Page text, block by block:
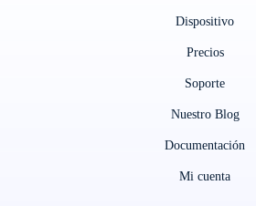
Dispositivo
Precios
Soporte
Nuestro Blog
Documentación
Mi cuenta